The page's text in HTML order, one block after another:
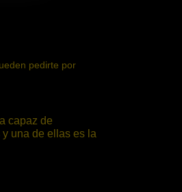
una de ellas es la